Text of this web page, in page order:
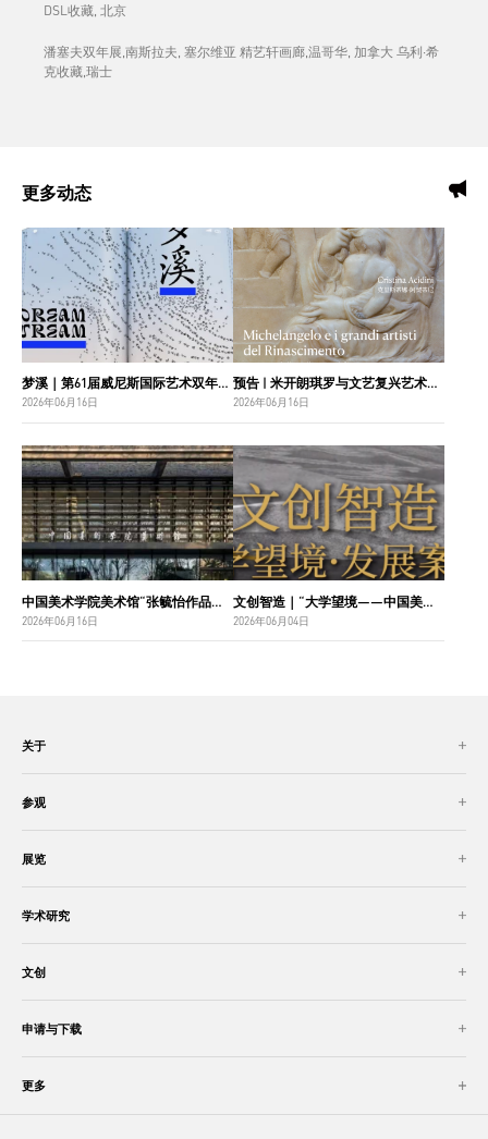
DSL收藏, 北京
潘塞夫双年展,南斯拉夫, 塞尔维亚 精艺轩画廊,温哥华, 加拿大 乌利·希
克收藏,瑞士
更多动态
梦溪｜第61届威尼斯国际艺术双年展中国国家馆主视觉设计
2026年06月16日
预告 | 米开朗琪罗与文艺复兴艺术巨匠：佛罗伦萨博纳罗蒂之家珍藏
2026年06月16日
中国美术学院美术馆“张毓怡作品捐赠收藏项目”入选“2026年度国家美术作品收藏和捐赠奖励项目名单”
2026年06月16日
文创智造｜“大学望境——中国美术学院建设世界一流大学二十周年”特展导览
2026年06月04日
关于
参观
展览
学术研究
文创
申请与下载
更多